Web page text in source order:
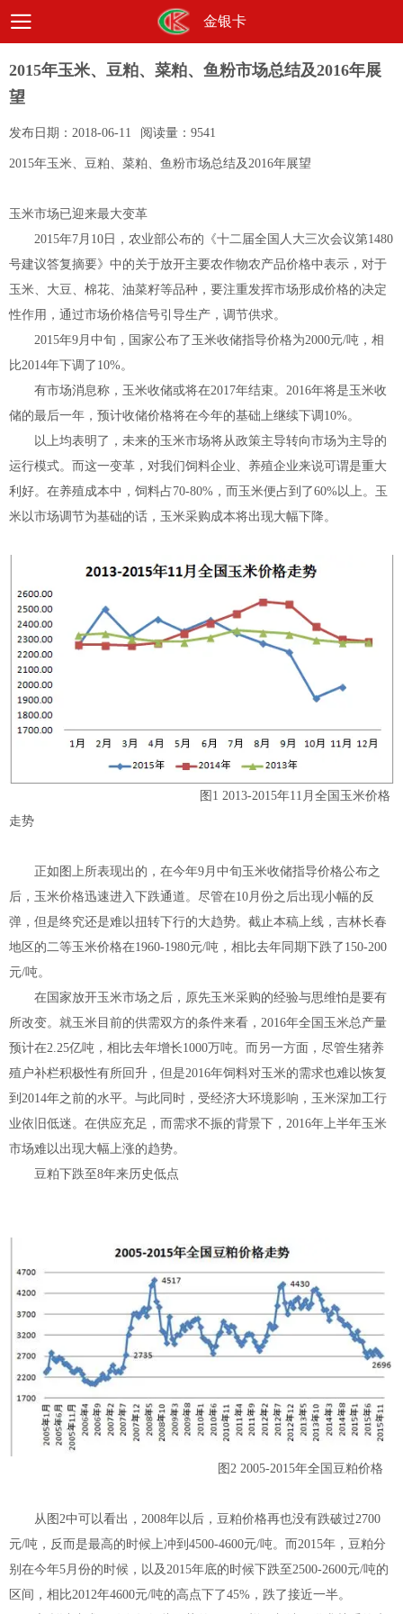
金银卡
2015年玉米、豆粕、菜粕、鱼粉市场总结及2016年展
望
发布日期： 2018-06-11 阅读量： 9541
2015年玉米、豆粕、菜粕、鱼粉市场总结及2016年展望
玉米市场已迎来最大变革
2015年7月10日，农业部公布的《十二届全国人大三次会议第1480
号建议答复摘要》中的关于放开主要农作物农产品价格中表示，对于
玉米、大豆、棉花、油菜籽等品种，要注重发挥市场形成价格的决定
性作用，通过市场价格信号引导生产，调节供求。
2015年9月中旬，国家公布了玉米收储指导价格为2000元/吨，相
比2014年下调了10%。
有市场消息称，玉米收储或将在2017年结束。2016年将是玉米收
储的最后一年，预计收储价格将在今年的基础上继续下调10%。
以上均表明了，未来的玉米市场将从政策主导转向市场为主导的
运行模式。而这一变革，对我们饲料企业、养殖企业来说可谓是重大
利好。在养殖成本中，饲料占70-80%，而玉米便占到了60%以上。玉
米以市场调节为基础的话，玉米采购成本将出现大幅下降。
图1 2013-2015年11月全国玉米价格
走势
正如图上所表现出的，在今年9月中旬玉米收储指导价格公布之
后，玉米价格迅速进入下跌通道。尽管在10月份之后出现小幅的反
弹，但是终究还是难以扭转下行的大趋势。截止本稿上线，吉林长春
地区的二等玉米价格在1960-1980元/吨，相比去年同期下跌了150-200
元/吨。
在国家放开玉米市场之后，原先玉米采购的经验与思维怕是要有
所改变。就玉米目前的供需双方的条件来看，2016年全国玉米总产量
预计在2.25亿吨，相比去年增长1000万吨。而另一方面，尽管生猪养
殖户补栏积极性有所回升，但是2016年饲料对玉米的需求也难以恢复
到2014年之前的水平。与此同时，受经济大环境影响，玉米深加工行
业依旧低迷。在供应充足，而需求不振的背景下，2016年上半年玉米
市场难以出现大幅上涨的趋势。
豆粕下跌至8年来历史低点
图2 2005-2015年全国豆粕价格
从图2中可以看出，2008年以后，豆粕价格再也没有跌破过2700
元/吨，反而是最高的时候上冲到4500-4600元/吨。而2015年，豆粕分
别在今年5月份的时候，以及2015年底的时候下跌至2500-2600元/吨的
区间，相比2012年4600元/吨的高点下了45%，跌了接近一半。